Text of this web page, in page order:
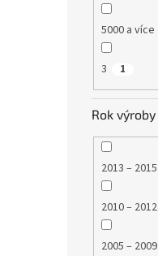
5000 a více
3 1
Rok výroby
2013 – 2015
2010 – 2012
2005 – 2009